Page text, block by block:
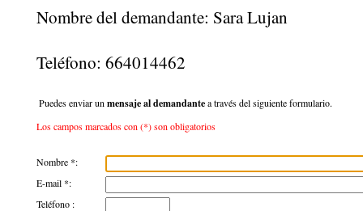
Nombre del demandante: Sara Lujan
Teléfono: 664014462
Puedes enviar unmensaje al demandantea través del siguiente formulario.
Los campos marcados con (*) son obligatorios
Nombre *:
E-mail *:
Teléfono :